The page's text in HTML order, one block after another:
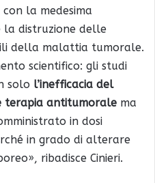
la medesima
la distruzione delle
della malattia tumorale.
scientifico: gli studi
solo l’inefficacia del
terapia antitumorale ma
in dosi
in grado di alterare
ribadisce Cinieri.